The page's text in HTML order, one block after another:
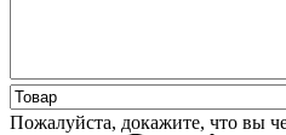
Пожалуйста, докажите, что вы